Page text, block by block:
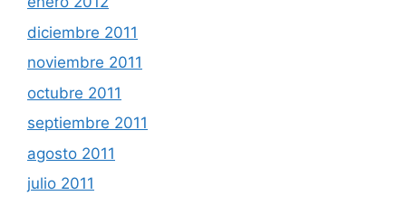
diciembre 2011
noviembre 2011
octubre 2011
septiembre 2011
agosto 2011
julio 2011